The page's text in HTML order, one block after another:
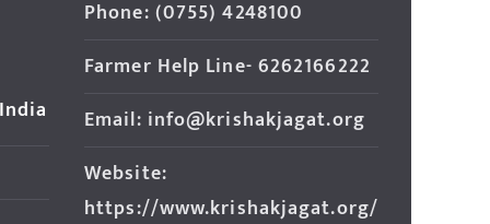
Phone: (0755) 4248100
Farmer Help Line- 6262166222
Email: info@krishakjagat.org
Website:
https://www.krishakjagat.org/